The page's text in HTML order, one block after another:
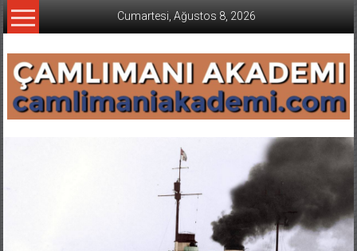
İçeriğe
geç
Cumartesi, Ağustos 8, 2026